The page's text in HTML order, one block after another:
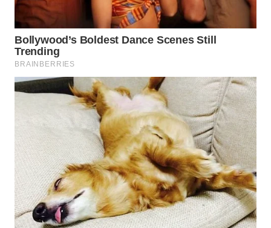
SIMALUNGUN
WN
LABUHANBATU
WN
TAPANULI
WN DELI
SERDANG
WN
TEBING
TINGGI